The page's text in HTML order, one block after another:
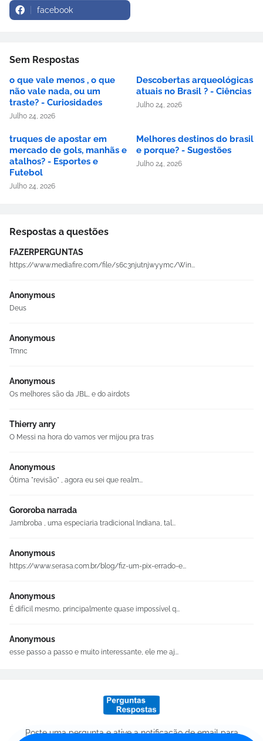
facebook
Sem Respostas
o que vale menos , o que
não vale nada, ou um
traste? - Curiosidades
Julho 24, 2026
Descobertas arqueológicas
atuais no Brasil ? - Ciências
Julho 24, 2026
truques de apostar em
mercado de gols, manhãs e
atalhos? - Esportes e
Futebol
Julho 24, 2026
Melhores destinos do brasil
e porque? - Sugestões
Julho 24, 2026
Respostas a questões
FAZERPERGUNTAS
https://www.mediafire.com/file/s6c3njutnjwyymc/Win...
Anonymous
Deus
Anonymous
Tmnc
Anonymous
Os melhores são da JBL, e do airdots
Thierry anry
O Messi na hora do vamos ver mijou pra tras
Anonymous
Ótima "revisão" , agora eu sei que realm...
Gororoba narrada
Jambroba , uma especiaria tradicional Indiana, tal...
Anonymous
https://www.serasa.com.br/blog/fiz-um-pix-errado-e...
Anonymous
É difícil mesmo, principalmente quase impossível q...
Anonymous
esse passo a passo e muito interessante, ele me aj...
Poste uma pergunta e ative a notificação de email para